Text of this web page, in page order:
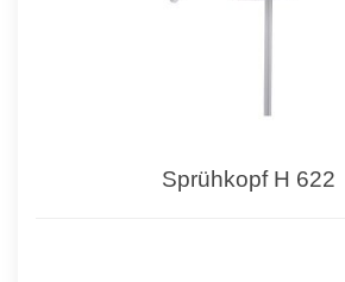
Sprühkopf H 622